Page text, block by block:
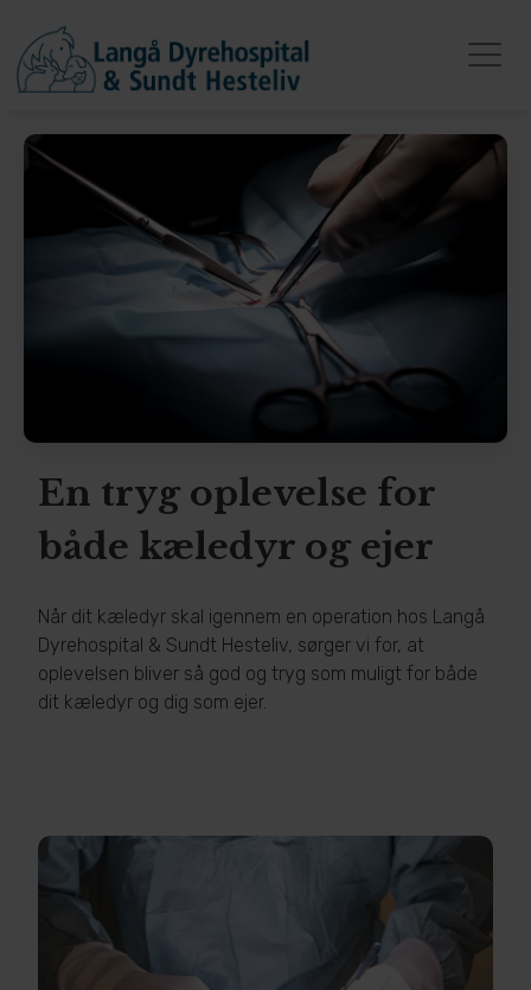
En tryg oplevelse for
både kæledyr og ejer
Når dit kæledyr skal igennem en operation hos Langå
Dyrehospital & Sundt Hesteliv, sørger vi for, at
oplevelsen bliver så god og tryg som muligt for både
dit kæledyr og dig som ejer.